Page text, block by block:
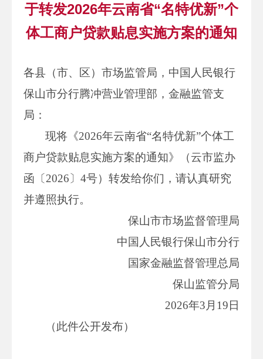
于转发2026年云南省“名特优新”个
体工商户贷款贴息实施方案的通知
各县（市、区）市场监管局，中国人民银行
保山市分行腾冲营业管理部，金融监管支
局：
现将《2026年云南省“名特优新”个体工
商户贷款贴息实施方案的通知》（云市监办
函〔2026〕4号）转发给你们，请认真研究
并遵照执行。
保山市市场监督管理局
中国人民银行保山市分行
国家金融监督管理总局
保山监管分局
2026年3月19日
（此件公开发布）